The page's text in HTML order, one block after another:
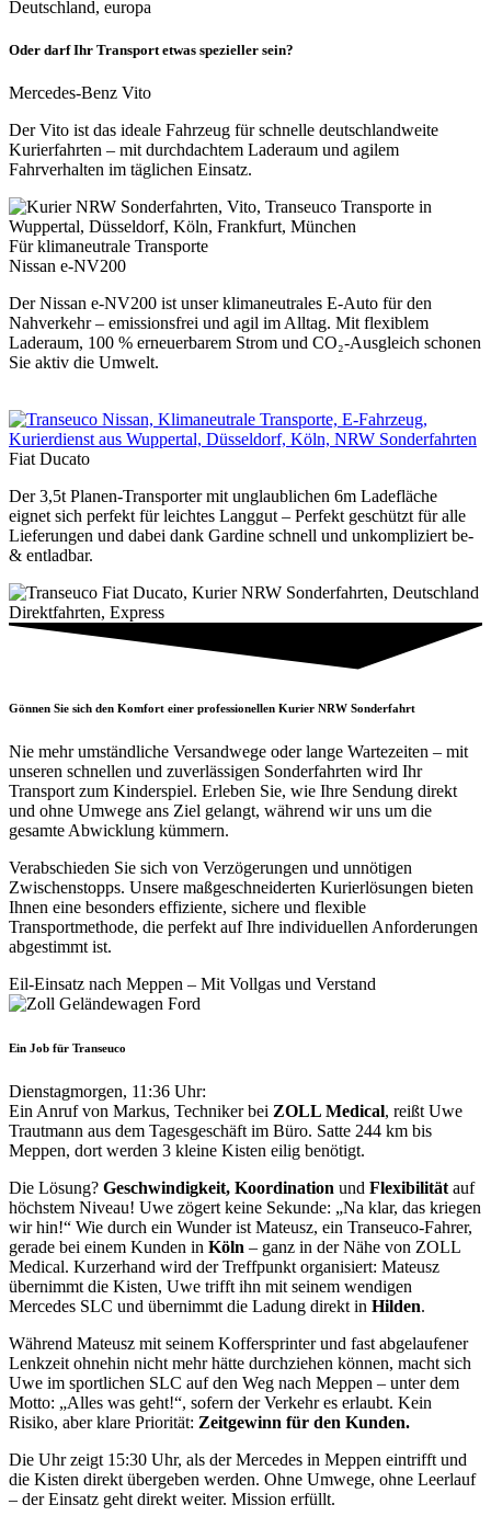
Oder darf Ihr Transport etwas spezieller sein?
Mercedes-Benz Vito
Der Vito ist das ideale Fahrzeug für schnelle deutschlandweite
Kurierfahrten – mit durchdachtem Laderaum und agilem
Fahrverhalten im täglichen Einsatz.
Für klimaneutrale Transporte
Nissan e-NV200
Der Nissan e-NV200 ist unser klimaneutrales E-Auto für den
Nahverkehr – emissionsfrei und agil im Alltag. Mit flexiblem
Laderaum, 100 % erneuerbarem Strom und CO₂-Ausgleich schonen
Sie aktiv die Umwelt.
Fiat Ducato
Der 3,5t Planen-Transporter mit unglaublichen 6m Ladefläche
eignet sich perfekt für leichtes Langgut – Perfekt geschützt für alle
Lieferungen und dabei dank Gardine schnell und unkompliziert be-
& entladbar.
Gönnen Sie sich den Komfort einer professionellen Kurier NRW Sonderfahrt
Nie mehr umständliche Versandwege oder lange Wartezeiten – mit
unseren schnellen und zuverlässigen Sonderfahrten wird Ihr
Transport zum Kinderspiel. Erleben Sie, wie Ihre Sendung direkt
und ohne Umwege ans Ziel gelangt, während wir uns um die
gesamte Abwicklung kümmern.
Verabschieden Sie sich von Verzögerungen und unnötigen
Zwischenstopps. Unsere maßgeschneiderten Kurierlösungen bieten
Ihnen eine besonders effiziente, sichere und flexible
Transportmethode, die perfekt auf Ihre individuellen Anforderungen
abgestimmt ist.
Eil-Einsatz nach Meppen – Mit Vollgas und Verstand
Ein Job für Transeuco
Dienstagmorgen, 11:36 Uhr:
Ein Anruf von Markus, Techniker bei ZOLL Medical, reißt Uwe
Trautmann aus dem Tagesgeschäft im Büro. Satte 244 km bis
Meppen, dort werden 3 kleine Kisten eilig benötigt.
Die Lösung? Geschwindigkeit, Koordination und Flexibilität auf
höchstem Niveau! Uwe zögert keine Sekunde: „Na klar, das kriegen
wir hin!“ Wie durch ein Wunder ist Mateusz, ein Transeuco-Fahrer,
gerade bei einem Kunden in Köln – ganz in der Nähe von ZOLL
Medical. Kurzerhand wird der Treffpunkt organisiert: Mateusz
übernimmt die Kisten, Uwe trifft ihn mit seinem wendigen
Mercedes SLC und übernimmt die Ladung direkt in Hilden.
Während Mateusz mit seinem Koffersprinter und fast abgelaufener
Lenkzeit ohnehin nicht mehr hätte durchziehen können, macht sich
Uwe im sportlichen SLC auf den Weg nach Meppen – unter dem
Motto: „Alles was geht!“, sofern der Verkehr es erlaubt. Kein
Risiko, aber klare Priorität: Zeitgewinn für den Kunden.
Die Uhr zeigt 15:30 Uhr, als der Mercedes in Meppen eintrifft und
die Kisten direkt übergeben werden. Ohne Umwege, ohne Leerlauf
– der Einsatz geht direkt weiter. Mission erfüllt.